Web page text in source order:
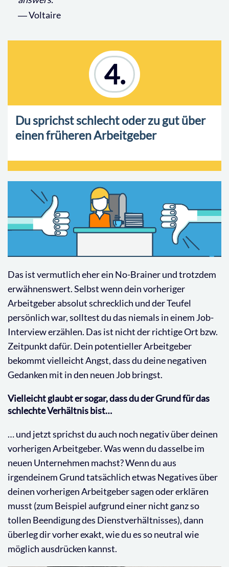
― Voltaire
4.
Du sprichst schlecht oder zu gut über
einen früheren Arbeitgeber
Das ist vermutlich eher ein No-Brainer und trotzdem
erwähnenswert. Selbst wenn dein vorheriger
Arbeitgeber absolut schrecklich und der Teufel
persönlich war, solltest du das niemals in einem Job-
Interview erzählen. Das ist nicht der richtige Ort bzw.
Zeitpunkt dafür. Dein potentieller Arbeitgeber
bekommt vielleicht Angst, dass du deine negativen
Gedanken mit in den neuen Job bringst.
Vielleicht glaubt er sogar, dass du der Grund für das
schlechte Verhältnis bist…
… und jetzt sprichst du auch noch negativ über deinen
vorherigen Arbeitgeber. Was wenn du dasselbe im
neuen Unternehmen machst? Wenn du aus
irgendeinem Grund tatsächlich etwas Negatives über
deinen vorherigen Arbeitgeber sagen oder erklären
musst (zum Beispiel aufgrund einer nicht ganz so
tollen Beendigung des Dienstverhältnisses), dann
überleg dir vorher exakt, wie du es so neutral wie
möglich ausdrücken kannst.